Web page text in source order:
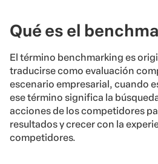
Qué es el
El término benchmarking es
traducirse como evaluación
escenario empresarial, cuando
ese término significa la
acciones de los competidores
resultados y crecer con la
competidores.